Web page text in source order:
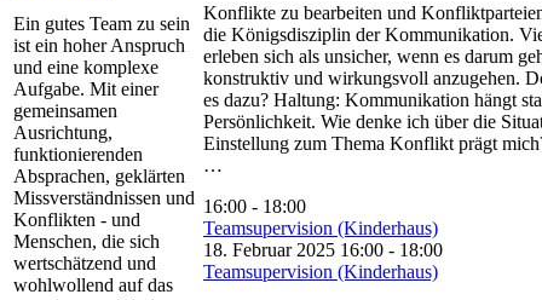
Ein gutes Team zu sein
ist ein hoher Anspruch
und eine komplexe
Aufgabe. Mit einer
gemeinsamen
Ausrichtung,
funktionierenden
Absprachen, geklärten
Missverständnissen und
Konflikten - und
Menschen, die sich
wertschätzend und
wohlwollend auf das
Konflikte zu bearbeiten und
die Königsdisziplin der Kommunikation.
erleben sich als unsicher, wenn es darum
konstruktiv und wirkungsvoll anzugehen.
es dazu? Haltung: Kommunikation hängt
Persönlichkeit. Wie denke ich über die
Einstellung zum Thema Konflikt prägt
…
16:00 - 18:00
Teamsupervision (Kinderhaus)
18. Februar 2025 16:00 - 18:00
Teamsupervision (Kinderhaus)